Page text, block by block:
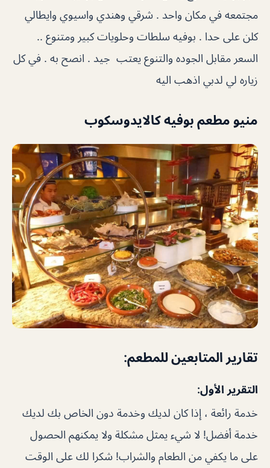
مجتمعه في مكان واحد . شرقي وهندي واسيوي وايطالي
كلن على حدا . بوفيه سلطات وحلويات كبير ومتنوع ..
السعر مقابل الجوده والتنوع يعتب جيد . انصح به . في كل
زياره لي لدبي اذهب اليه
منيو مطعم بوفيه كالايدوسكوب
تقارير المتابعين للمطعم:
التقرير الأول:
خدمة رائعة ، إذا كان لديك وخدمة دون الخاص بك لديك
خدمة أفضل! لا شيء يمثل مشكلة ولا يمكنهم الحصول
على ما يكفي من الطعام والشراب! شكرا لك على الوقت